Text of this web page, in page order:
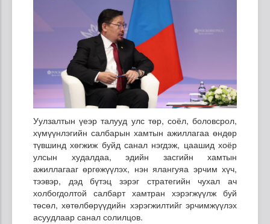
Уулзалтын үеэр талууд улс төр, соёл, боловсрол,
хүмүүнлэгийн салбарын хамтын ажиллагаа өндөр
түвшинд хөгжиж буйд санал нэгдэж, цаашид хоёр
улсын худалдаа, эдийн засгийн хамтын
ажиллагааг өргөжүүлэх, нэн ялангуяа эрчим хүч,
тээвэр, дэд бүтэц зэрэг стратегийн чухал ач
холбогдолтой салбарт хамтран хэрэгжүүлж буй
төсөл, хөтөлбөрүүдийн хэрэгжилтийг эрчимжүүлэх
асуудлаар санал солилцов.